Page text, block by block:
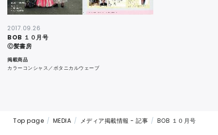
2017.09.26
BOB １０月号
Ⓒ髪書房
掲載商品
カラーコンシャス／ボタニカルウェーブ
Top page MEDIA メディア掲載情報 - 記事 BOB １０月号